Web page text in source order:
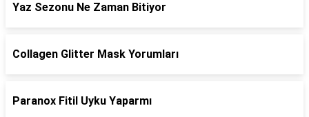
Yaz Sezonu Ne Zaman Bitiyor
Collagen Glitter Mask Yorumları
Paranox Fitil Uyku Yaparmı